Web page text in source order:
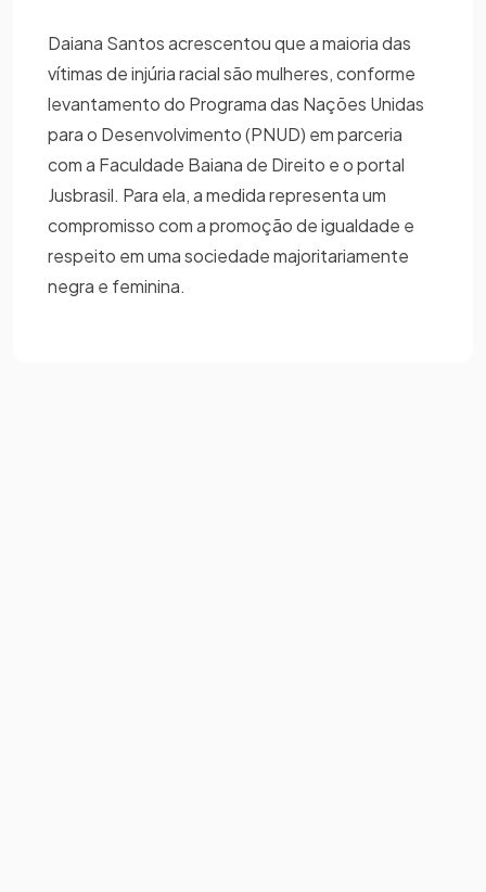
Daiana Santos acrescentou que a maioria das
vítimas de injúria racial são mulheres, conforme
levantamento do Programa das Nações Unidas
para o Desenvolvimento (PNUD) em parceria
com a Faculdade Baiana de Direito e o portal
Jusbrasil. Para ela, a medida representa um
compromisso com a promoção de igualdade e
respeito em uma sociedade majoritariamente
negra e feminina.